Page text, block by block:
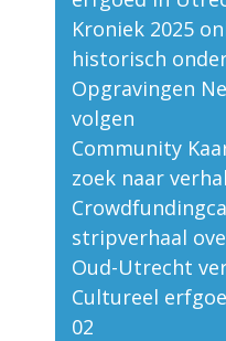
Kroniek 2025
historisch
Opgravingen
volgen
Community
zoek naar
stripverhaal
Oud-Utrecht
Cultureel
02